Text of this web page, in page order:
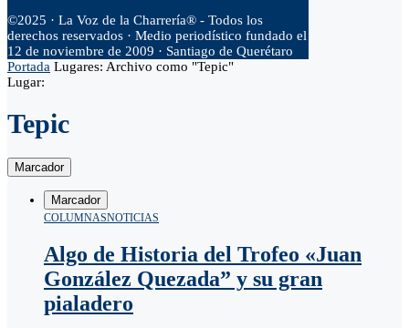
©2025 · La Voz de la Charrería® - Todos los
derechos reservados · Medio periodístico fundado el
12 de noviembre de 2009 · Santiago de Querétaro
Portada Lugares: Archivo como "Tepic"
Lugar:
Tepic
Marcador
Marcador
COLUMNASNOTICIAS
Algo de Historia del Trofeo «Juan
González Quezada” y su gran
pialadero